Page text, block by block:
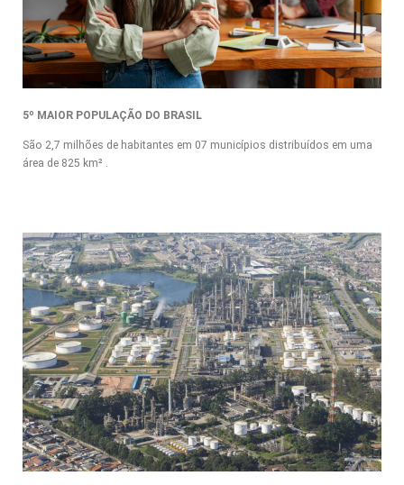
5º MAIOR POPULAÇÃO DO BRASIL
São 2,7 milhões de habitantes em 07 municípios distribuídos em uma
área de 825 km² .